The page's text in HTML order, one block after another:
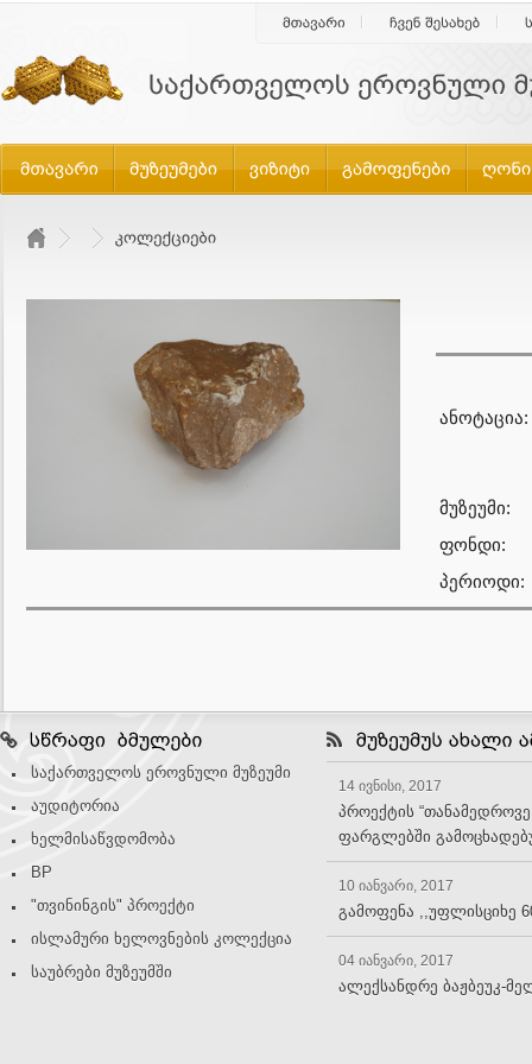
ანოტაცია:
მუზეუმი:
ფონდი:
პერიოდი:
საქართველოს ეროვნული მუზეუმი
აუდიტორია
ხელმისაწვდომობა
BP
"თვინინგის" პროექტი
ისლამური ხელოვნების კოლექცია
საუბრები მუზეუმში
14 ივნისი, 2017
პროექტის
ფარგლებში
10 იანვარი, 2017
გამოფენა ,,უფლისციხე
04 იანვარი, 2017
ალექსანდრე ბაჟბეუკ-